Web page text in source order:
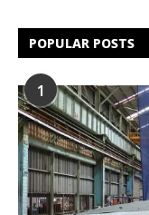
POPULAR POSTS
1